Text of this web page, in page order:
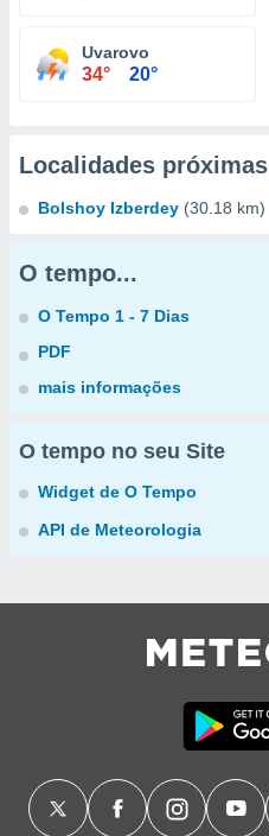
Uvarovo
34° 20°
Localidades próximas
Bolshoy Izberdey (30.18 km)
O tempo...
O Tempo 1 - 7 Dias
PDF
mais informações
O tempo no seu Site
Widget de O Tempo
API de Meteorologia